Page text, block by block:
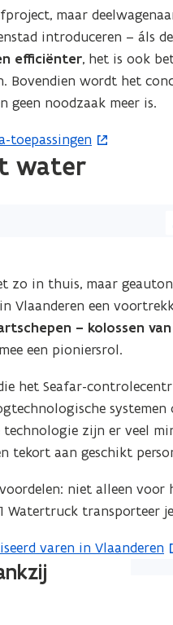
maar
introduceren – áls
efficiënter, het is ook
Bovendien wordt het
geen noodzaak meer is.
toepassingen
water
zo in thuis, maar
Vlaanderen een
– kolossen
een pioniersrol.
het Seafar-
zijn er veel
tekort aan geschikt
niet alleen
Watertruck transporteer
varen in Vlaanderen